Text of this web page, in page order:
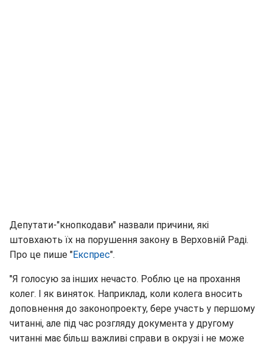
Депутати-"кнопкодави" назвали причини, які
штовхають їх на порушення закону в Верховній Раді.
Про це пише "Експрес".
"Я голосую за інших нечасто. Роблю це на прохання
колег. І як виняток. Наприклад, коли колега вносить
доповнення до законопроекту, бере участь у першому
читанні, але під час розгляду документа у другому
читанні має більш важливі справи в окрузі і не може